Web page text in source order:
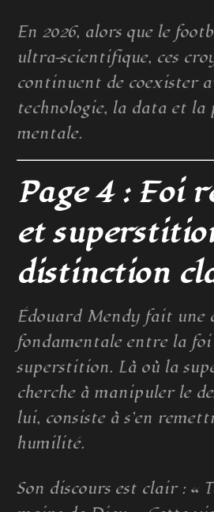
En 2026, alors que le
ultra-scientifique, ces
continuent de coexister
technologie, la data et
mentale.
Page 4 : Foi
et
distinction
Édouard Mendy fait une
fondamentale entre la
superstition. Là où la
cherche à manipuler le
lui, consiste à s’en
humilité.
Son discours est clair : «